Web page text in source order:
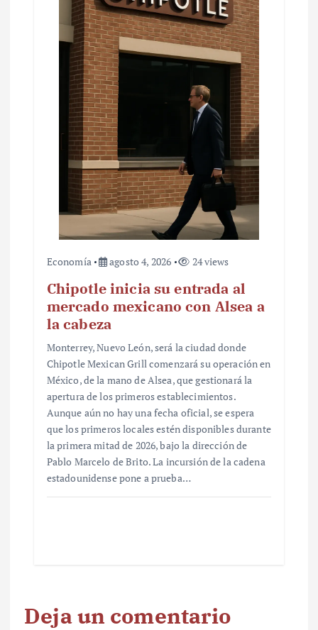
Economía agosto 4, 2026 24 views
Chipotle inicia su entrada al
mercado mexicano con Alsea a
la cabeza
Monterrey, Nuevo León, será la ciudad donde
Chipotle Mexican Grill comenzará su operación en
México, de la mano de Alsea, que gestionará la
apertura de los primeros establecimientos.
Aunque aún no hay una fecha oficial, se espera
que los primeros locales estén disponibles durante
la primera mitad de 2026, bajo la dirección de
Pablo Marcelo de Brito. La incursión de la cadena
estadounidense pone a prueba…
Deja un comentario